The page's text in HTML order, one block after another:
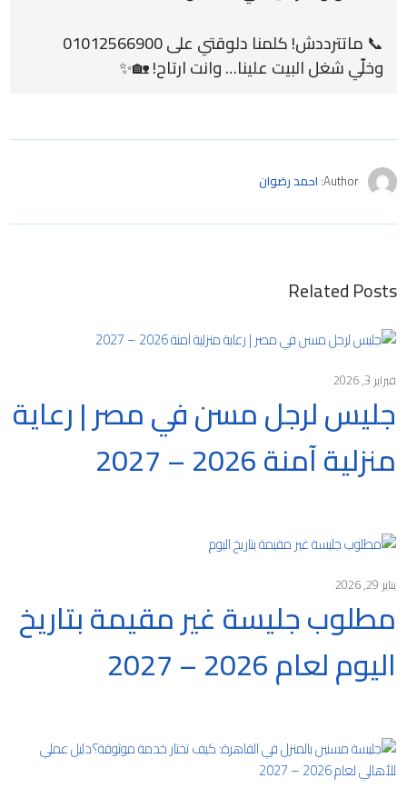
📞 ماتترددش! كلمنا دلوقتي على 01012566900
وخلّي شغل البيت علينا… وانت ارتاح! 🏡✨
Author: احمد رضوان
Related Posts
فبراير 3, 2026
جليس لرجل مسن في مصر | رعاية
منزلية آمنة 2026 – 2027
يناير 29, 2026
مطلوب جليسة غير مقيمة بتاريخ
اليوم لعام 2026 – 2027